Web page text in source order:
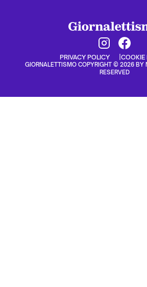
PRIVACY POLICY COOKIE
GIORNALETTISMO COPYRIGHT © 2026 BY
RESERVED